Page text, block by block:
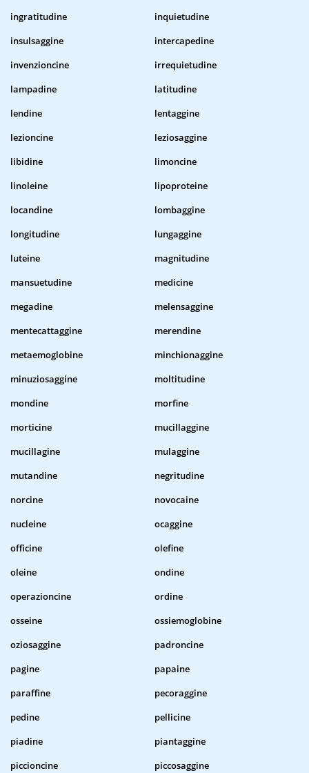
ingratitudine
inquietudine
insulsaggine
intercapedine
invenzioncine
irrequietudine
lampadine
latitudine
lendine
lentaggine
lezioncine
leziosaggine
libidine
limoncine
linoleine
lipoproteine
locandine
lombaggine
longitudine
lungaggine
luteine
magnitudine
mansuetudine
medicine
megadine
melensaggine
mentecattaggine
merendine
metaemoglobine
minchionaggine
minuziosaggine
moltitudine
mondine
morfine
morticine
mucillaggine
mucillagine
mulaggine
mutandine
negritudine
norcine
novocaine
nucleine
ocaggine
officine
olefine
oleine
ondine
operazioncine
ordine
osseine
ossiemoglobine
oziosaggine
padroncine
pagine
papaine
paraffine
pecoraggine
pedine
pellicine
piadine
piantaggine
piccioncine
piccosaggine